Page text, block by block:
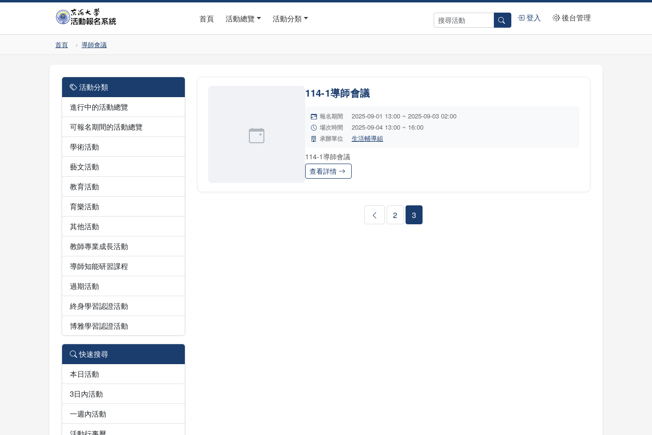
首頁 活動總覽 活動分類 登入 後台管理
首頁 導師會議
活動分類
進行中的活動總覽
可報名期間的活動總覽
學術活動
藝文活動
教育活動
育樂活動
其他活動
教師專業成長活動
導師知能研習課程
過期活動
終身學習認證活動
博雅學習認證活動
快速搜尋
本日活動
3日內活動
一週內活動
114-1導師會議
報名期間 2025-09-01 13:00 ~ 2025-09-03 02:00
場次時間 2025-09-04 13:00 ~ 16:00
承辦單位 生活輔導組
114-1導師會議
查看詳情
2 3